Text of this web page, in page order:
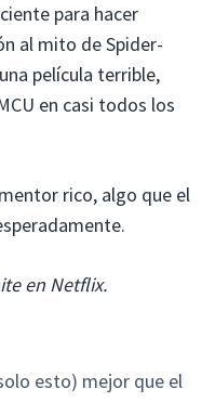
para hacer
al mito de Spider-
película terrible,
en casi todos los
rico, algo que el
en Netflix.
esto) mejor que el